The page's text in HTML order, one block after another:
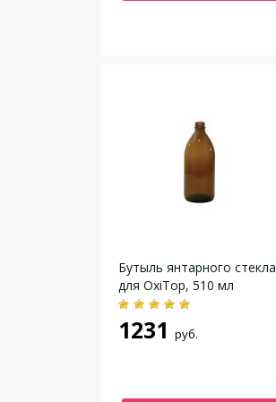
Бутыль янтарного стекла
для OxiTop, 510 мл
1231 руб.